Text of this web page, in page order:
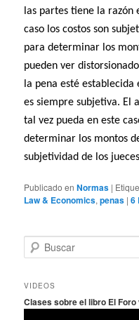
las partes tiene la razón
caso los costos son
para determinar los
pueden ver
la pena esté
es siempre subjetiva. El
tal vez pueda en este
determinar los montos
subjetividad de los
Publicado en Normas |
Law & Economics,penas |6
u
c
r
VIDEOS
Clases sobre el libro El Foro